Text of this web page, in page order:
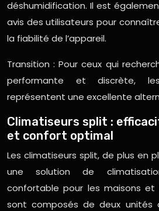
déshumidification. Il est
avis des utilisateurs pour
la fiabilité de l’appareil.
Transition : Pour ceux qui
performante et discrète,
représentent une excellente
Climatiseurs split :
et confort optimal
Les climatiseurs split, de plus en
une solution de
confortable pour les maisons et
sont composés de deux unités